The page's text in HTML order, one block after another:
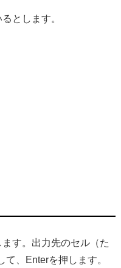
とします。
す。出力先のセル（た
、Enterを押します。